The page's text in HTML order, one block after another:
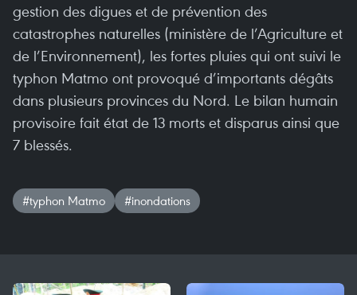
gestion des digues et de prévention des
catastrophes naturelles (ministère de l’Agriculture et
de l’Environnement), les fortes pluies qui ont suivi le
typhon Matmo ont provoqué d’importants dégâts
dans plusieurs provinces du Nord. Le bilan humain
provisoire fait état de 13 morts et disparus ainsi que
7 blessés.
#typhon Matmo #inondations